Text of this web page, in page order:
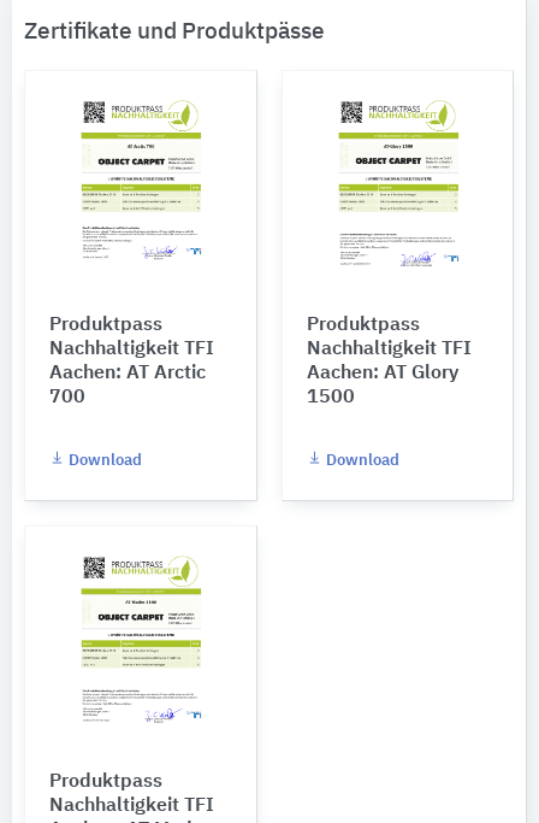
Zertifikate und Produktpässe
Produktpass
Nachhaltigkeit TFI
Aachen: AT Arctic
700
Download
Produktpass
Nachhaltigkeit TFI
Aachen: AT Glory
1500
Download
Produktpass
Nachhaltigkeit TFI